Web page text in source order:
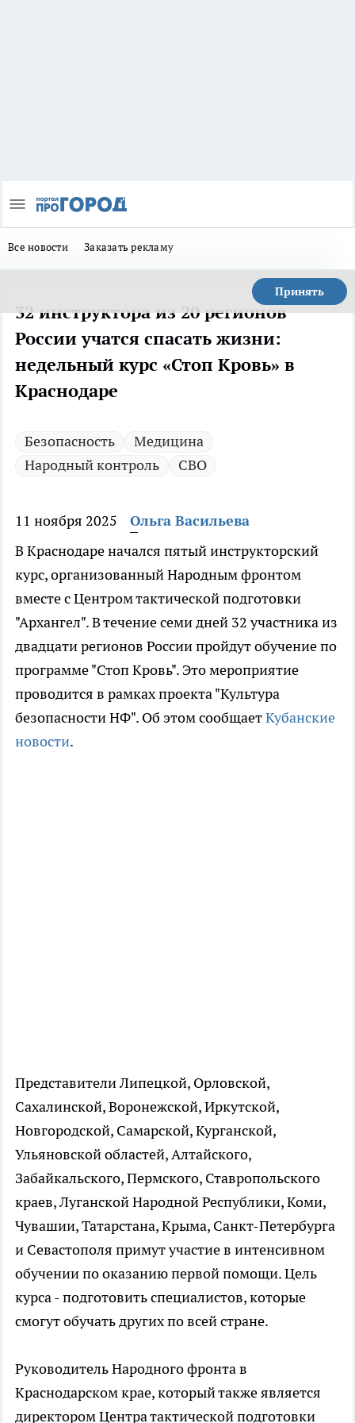
Все новости Заказать рекламу
Принять
32 инструктора из 20 регионов
России учатся спасать жизни:
недельный курс «Стоп Кровь» в
Краснодаре
Безопасность
Медицина
Народный контроль
СВО
11 ноября 2025
Ольга Васильева
В Краснодаре начался пятый инструкторский
курс, организованный Народным фронтом
вместе с Центром тактической подготовки
"Архангел". В течение семи дней 32 участника из
двадцати регионов России пройдут обучение по
программе "Стоп Кровь". Это мероприятие
проводится в рамках проекта "Культура
безопасности НФ". Об этом сообщаетКубанские
новости.
Представители Липецкой, Орловской,
Сахалинской, Воронежской, Иркутской,
Новгородской, Самарской, Курганской,
Ульяновской областей, Алтайского,
Забайкальского, Пермского, Ставропольского
краев, Луганской Народной Республики, Коми,
Чувашии, Татарстана, Крыма, Санкт-Петербурга
и Севастополя примут участие в интенсивном
обучении по оказанию первой помощи. Цель
курса - подготовить специалистов, которые
смогут обучать других по всей стране.
Руководитель Народного фронта в
Краснодарском крае, который также является
директором Центра тактической подготовки